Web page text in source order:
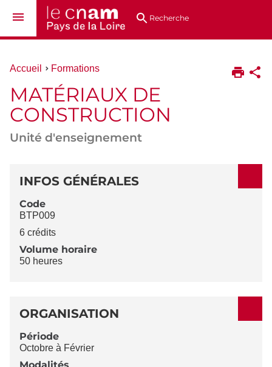
au
directsRecherche
Vous
ici :
Accueil Formations
MATÉRIAUX DE
CONSTRUCTION
Unité d'enseignement
DÉTAILS
INFOS GÉNÉRALES
Code
BTP009
6 crédits
Volume horaire
50 heures
ORGANISATION
Période
Octobre à Février